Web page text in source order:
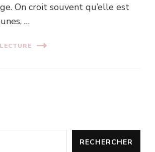
On croit souvent qu’elle est
…
RECHERCHER